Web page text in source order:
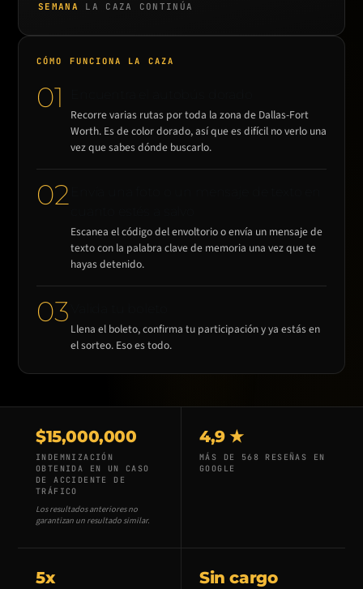
SEMANA
LA CAZA CONTINÚA
CÓMO FUNCIONA LA CAZA
01
Recorre varias rutas por toda la zona de Dallas-Fort
Worth. Es de color dorado, así que es difícil no verlo una
vez que sabes dónde buscarlo.
02
Escanea el código del envoltorio o envía un mensaje de
texto con la palabra clave de memoria una vez que te
hayas detenido.
03
Llena el boleto, confirma tu participación y ya estás en
el sorteo. Eso es todo.
$15,000,000
INDEMNIZACIÓN
OBTENIDA EN UN CASO
DE ACCIDENTE DE
TRÁFICO
Los resultados anteriores no
garantizan un resultado similar.
4,9 ★
MÁS DE 568 RESEÑAS EN
GOOGLE
5x Sin cargo